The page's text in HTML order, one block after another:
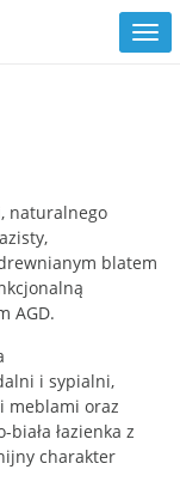
naturalnego
blatem
AGD.
i sypialni,
meblami oraz
łazienka z
charakter